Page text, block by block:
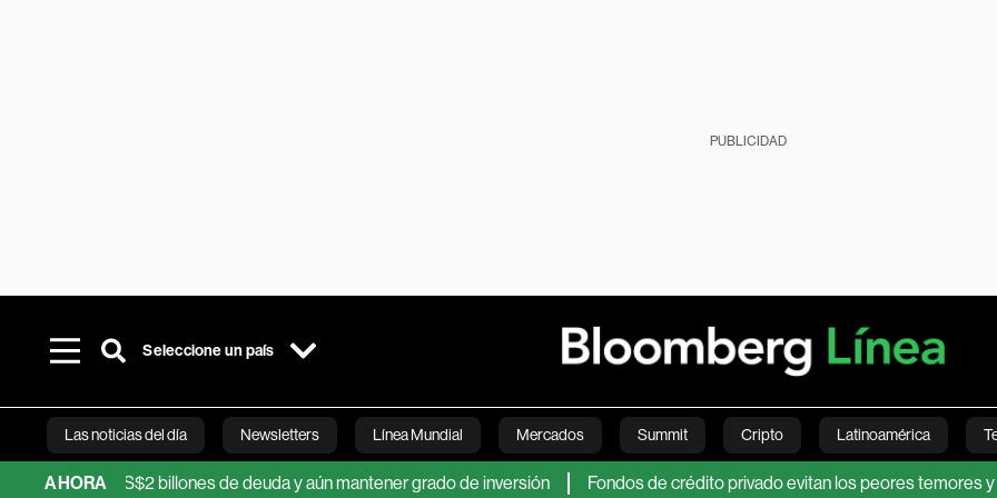
PUBLICIDAD
Seleccione un país
Las noticias del día Newsletters Línea Mundial Mercados Summit Cripto Latinoamérica
Bloomberg Green Economía Estilo de vida Mundo Videos
AHORA
US$2 billones de deuda y aún mantener grado de inversión Fondos de crédito privado evitan los peores temores y se